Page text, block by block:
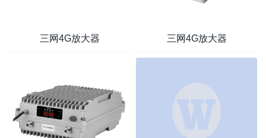
三网4G放大器 三网4G放大器